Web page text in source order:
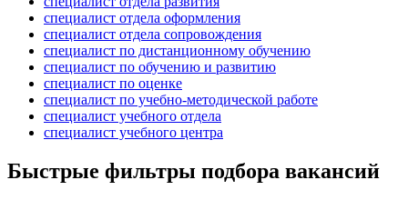
специалист отдела оформления
специалист отдела сопровождения
специалист по дистанционному обучению
специалист по обучению и развитию
специалист по оценке
специалист по учебно-методической работе
специалист учебного отдела
специалист учебного центра
Быстрые фильтры подбора вакансий